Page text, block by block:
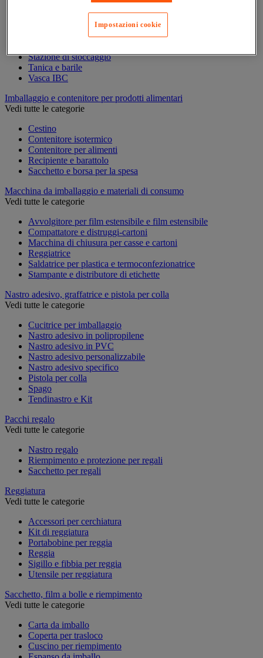
Accessori per contenitore
Cassa per trasporto
Fusto e accessori per fusto
Stazione di stoccaggio
Tanica e barile
Vasca IBC
Imballaggio e contenitore per prodotti alimentari
Vedi tutte le categorie
Cestino
Contenitore isotermico
Contenitore per alimenti
Recipiente e barattolo
Sacchetto e borsa per la spesa
Macchina da imballaggio e materiali di consumo
Vedi tutte le categorie
Avvolgitore per film estensibile e film estensibile
Compattatore e distruggi-cartoni
Macchina di chiusura per casse e cartoni
Reggiatrice
Saldatrice per plastica e termoconfezionatrice
Stampante e distributore di etichette
Nastro adesivo, graffatrice e pistola per colla
Vedi tutte le categorie
Cucitrice per imballaggio
Nastro adesivo in polipropilene
Nastro adesivo in PVC
Nastro adesivo personalizzabile
Nastro adesivo specifico
Pistola per colla
Spago
Tendinastro e Kit
Pacchi regalo
Vedi tutte le categorie
Nastro regalo
Riempimento e protezione per regali
Sacchetto per regali
Reggiatura
Vedi tutte le categorie
Accessori per cerchiatura
Kit di reggiatura
Portabobine per reggia
Reggia
Sigillo e fibbia per reggia
Utensile per reggiatura
Sacchetto, film a bolle e riempimento
Vedi tutte le categorie
Carta da imballo
Coperta per trasloco
Cuscino per riempimento
Impostazioni cookie